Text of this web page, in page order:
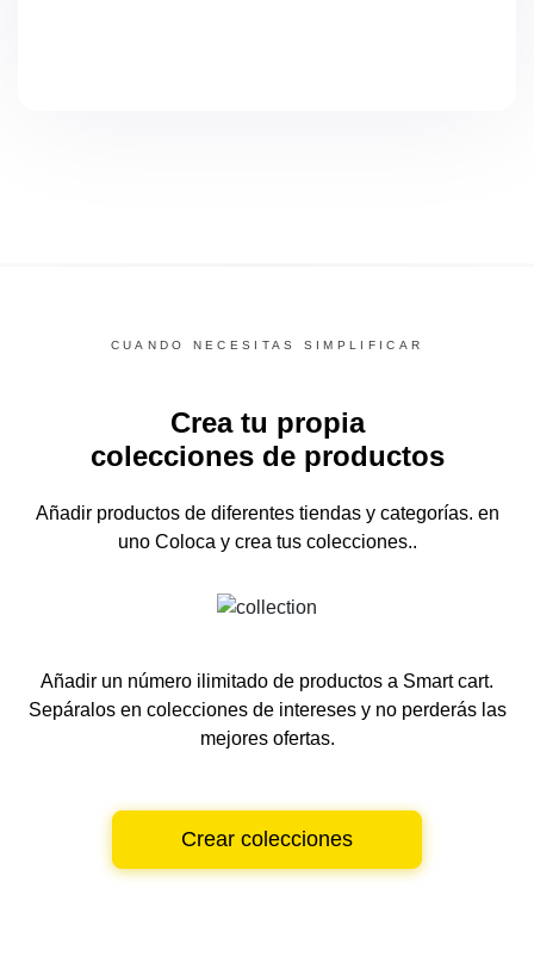
CUANDO NECESITAS SIMPLIFICAR
Crea tu propia
colecciones de productos
Añadir productos de diferentes tiendas y categorías. en
unoColoca y crea tus colecciones..
Añadir un número ilimitado de productos a Smart cart.
Sepáralos en colecciones de intereses y no perderás las
mejores ofertas.
Crear colecciones